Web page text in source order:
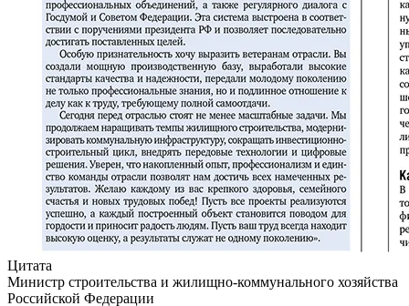
Цитата
Министр строительства и жилищно-коммунального хозяйства
Российской Федерации